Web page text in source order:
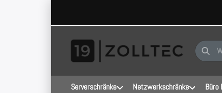
Geben
Serverschränke Netzwerkschränke Büro